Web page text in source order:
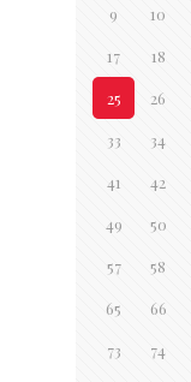
9 10
17 18
25 26
33 34
41 42
49 50
57 58
65 66
73 74